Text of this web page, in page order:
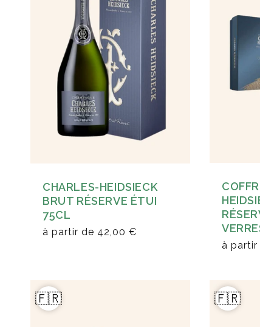
CHARLES-HEIDSIECK
BRUT RÉSERVE ÉTUI
75CL
à partir de 42,00 €
à partir
🇫🇷 🇫🇷